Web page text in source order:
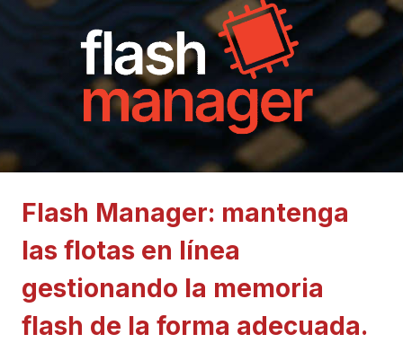
Flash Manager: mantenga
las flotas en línea
gestionando la memoria
flash de la forma adecuada.